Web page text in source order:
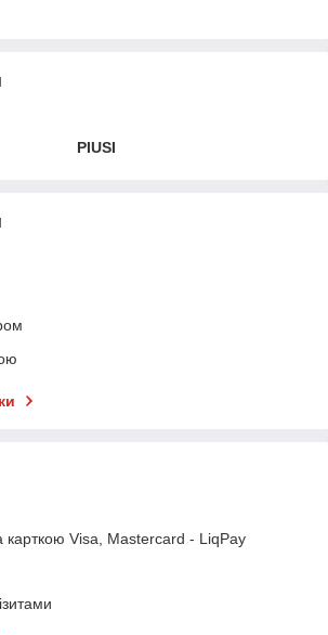
PIUSI
Visa, Mastercard - LiqPay